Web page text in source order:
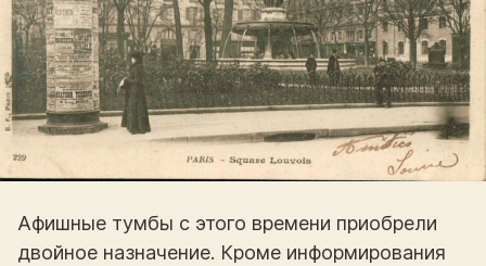
Афишные тумбы с этого времени приобрели
двойное назначение. Кроме информирования